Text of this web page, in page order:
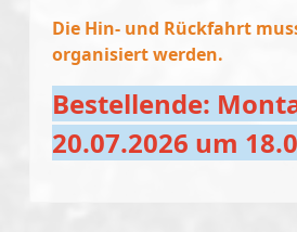
Die Hin- und Rückfahrt
organisiert werden.
Bestellende:
20.07.2026 um